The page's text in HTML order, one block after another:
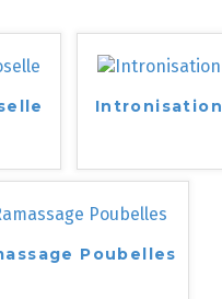
Intronisation
Poubelles